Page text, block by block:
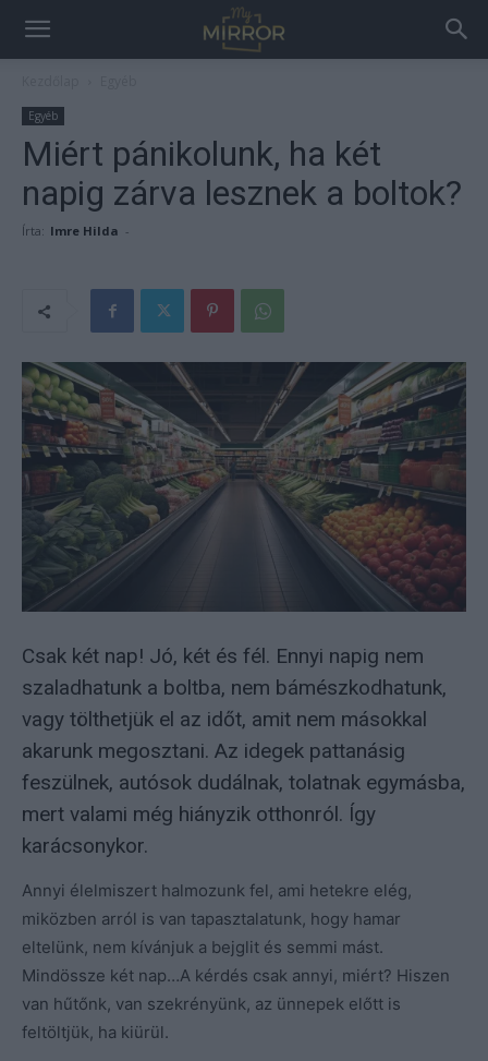
Egyéb
Miért pánikolunk, ha két
napig zárva lesznek a boltok?
Írta: Imre Hilda -
Csak két nap! Jó, két és fél. Ennyi napig nem
szaladhatunk a boltba, nem bámészkodhatunk,
vagy tölthetjük el az időt, amit nem másokkal
akarunk megosztani. Az idegek pattanásig
feszülnek, autósok dudálnak, tolatnak egymásba,
mert valami még hiányzik otthonról. Így
karácsonykor.
Annyi élelmiszert halmozunk fel, ami hetekre elég,
miközben arról is van tapasztalatunk, hogy hamar
eltelünk, nem kívánjuk a bejglit és semmi mást.
Mindössze két nap…A kérdés csak annyi, miért? Hiszen
van hűtőnk, van szekrényünk, az ünnepek előtt is
feltöltjük, ha kiürül.